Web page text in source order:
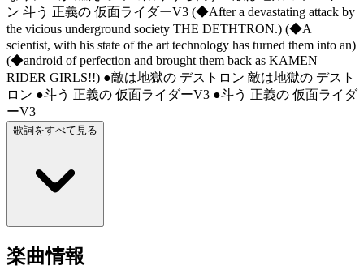
ン 斗う 正義の 仮面ライダーV3 (◆After a devastating attack by
the vicious underground society THE DETHTRON.) (◆A
scientist, with his state of the art technology has turned them into an)
(◆android of perfection and brought them back as KAMEN
RIDER GIRLS!!) ●敵は地獄の デストロン 敵は地獄の デスト
ロン ●斗う 正義の 仮面ライダーV3 ●斗う 正義の 仮面ライダ
ーV3
歌詞をすべて見る
楽曲情報